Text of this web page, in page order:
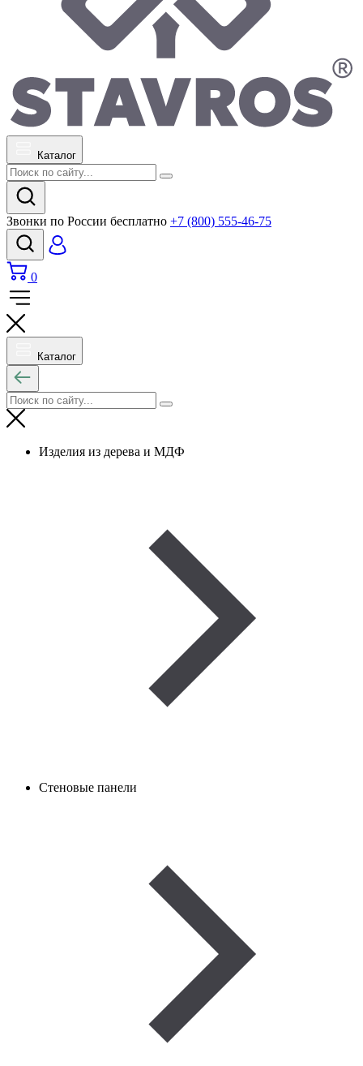
Каталог
Звонки по России бесплатно +7 (800) 555-46-75
0
Каталог
Изделия из дерева и МДФ
Стеновые панели